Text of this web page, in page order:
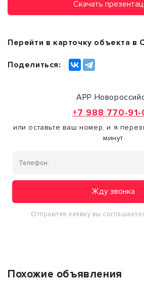
Скачать
Перейти в карточку объекта в
Поделиться:
АРР
+7 988 770-
или оставьте ваш номер, и я
минут
Жду звонка
Отправляя заявку вы
Похожие объявления